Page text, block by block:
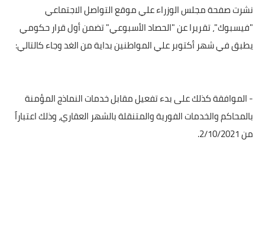
نشرت صفحة مجلس الوزراء علي موقع التواصل الاجتماعي
"فيسبوك"، تقريرا عن "الحصاد الأسبوعي" تضمن أول قرار حكومي
يطبق في شهر أكتوبر علي المواطنين بداية من الغد وجاء كالتالي:
- الموافقة كذلك على بدء تفعيل مقابل خدمات النماذج المؤمنة
بالمحاكم والخدمات الفورية والمتنقلة بالشهر العقاري، وذلك اعتباراً
من 2/10/2021.